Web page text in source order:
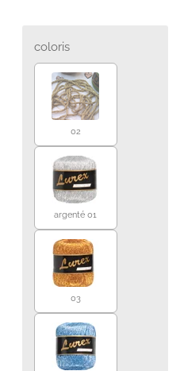
coloris
02
argenté 01
03